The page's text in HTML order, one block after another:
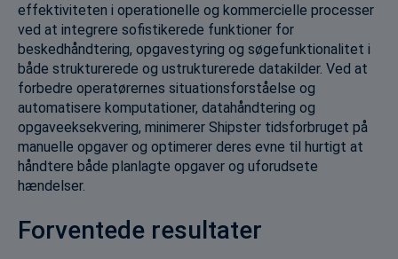
effektiviteten i operationelle og kommercielle processer
ved at integrere sofistikerede funktioner for
beskedhåndtering, opgavestyring og søgefunktionalitet i
både strukturerede og ustrukturerede datakilder. Ved at
forbedre operatørernes situationsforståelse og
automatisere komputationer, datahåndtering og
opgaveeksekvering, minimerer Shipster tidsforbruget på
manuelle opgaver og optimerer deres evne til hurtigt at
håndtere både planlagte opgaver og uforudsete
hændelser.
Forventede resultater